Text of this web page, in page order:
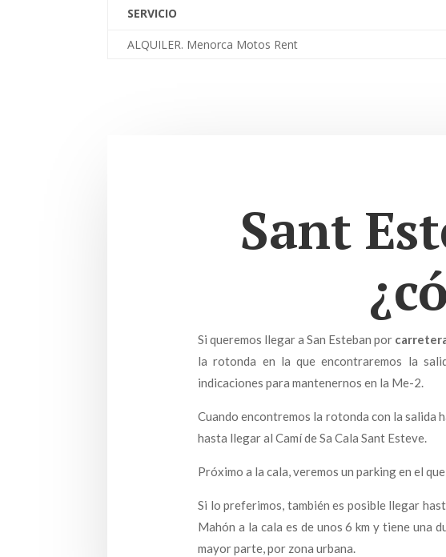
SERVICIO
ALQUILER. Menorca Motos Rent
Sant
Si queremos llegar a San Esteban por
la rotonda en la que encontraremos la
indicaciones para mantenernos en la Me-2.
Cuando encontremos la rotonda con la salida
hasta llegar al Camí de Sa Cala Sant Esteve.
Próximo a la cala, veremos un parking en el
Si lo preferimos, también es posible llegar
Mahón a la cala es de unos 6 km y tiene una
mayor parte, por zona urbana.